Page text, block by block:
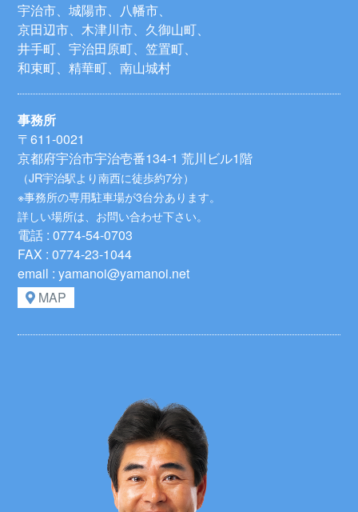
宇治市、城陽市、八幡市、
京田辺市、木津川市、久御山町、
井手町、宇治田原町、笠置町、
和束町、精華町、南山城村
事務所
〒611-0021
京都府宇治市宇治壱番134-1 荒川ビル1階
（JR宇治駅より南西に徒歩約7分）
※事務所の専用駐車場が3台分あります。
詳しい場所は、お問い合わせ下さい。
電話 : 0774-54-0703
FAX : 0774-23-1044
email : yamanoi@yamanoi.net
MAP